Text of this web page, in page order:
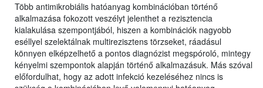
Több antimikrobiális hatóanyag kombinációban történő
alkalmazása fokozott veszélyt jelenthet a rezisztencia
kialakulása szempontjából, hiszen a kombinációk nagyobb
eséllyel szelektálnak multirezisztens törzseket, ráadásul
könnyen elképzelhető a pontos diagnózist megspóroló, mintegy
kényelmi szempontok alapján történő alkalmazásuk. Más szóval
előfordulhat, hogy az adott infekció kezeléséhez nincs is